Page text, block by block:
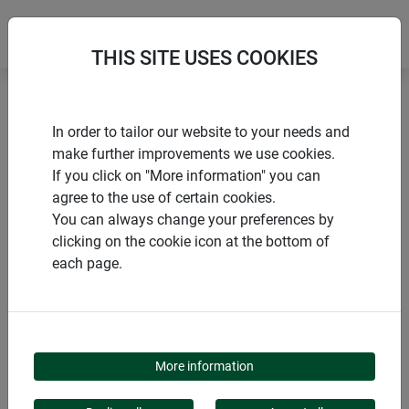
Accueil Treillis Treillage RHOMBUS
PRODUITS
TREILLAGE RHOMBUS
THIS SITE USES COOKIES
In order to tailor our website to your needs and
make further improvements we use cookies.
If you click on "More information" you can
agree to the use of certain cookies.
You can always change your preferences by
clicking on the cookie icon at the bottom of
each page.
More information